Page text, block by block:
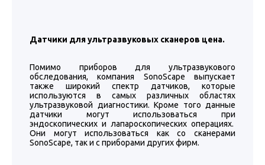
Датчики для ультразвуковых сканеров цена.
Помимо приборов для ультразвукового
обследования, компания SonoScape выпускает
также широкий спектр датчиков, которые
используются в самых различных областях
ультразвуковой диагностики. Кроме того данные
датчики могут использоваться при
эндоскопических и лапароскопических операциях.
Они могут использоваться как со сканерами
SonoScape, так и с приборами других фирм.